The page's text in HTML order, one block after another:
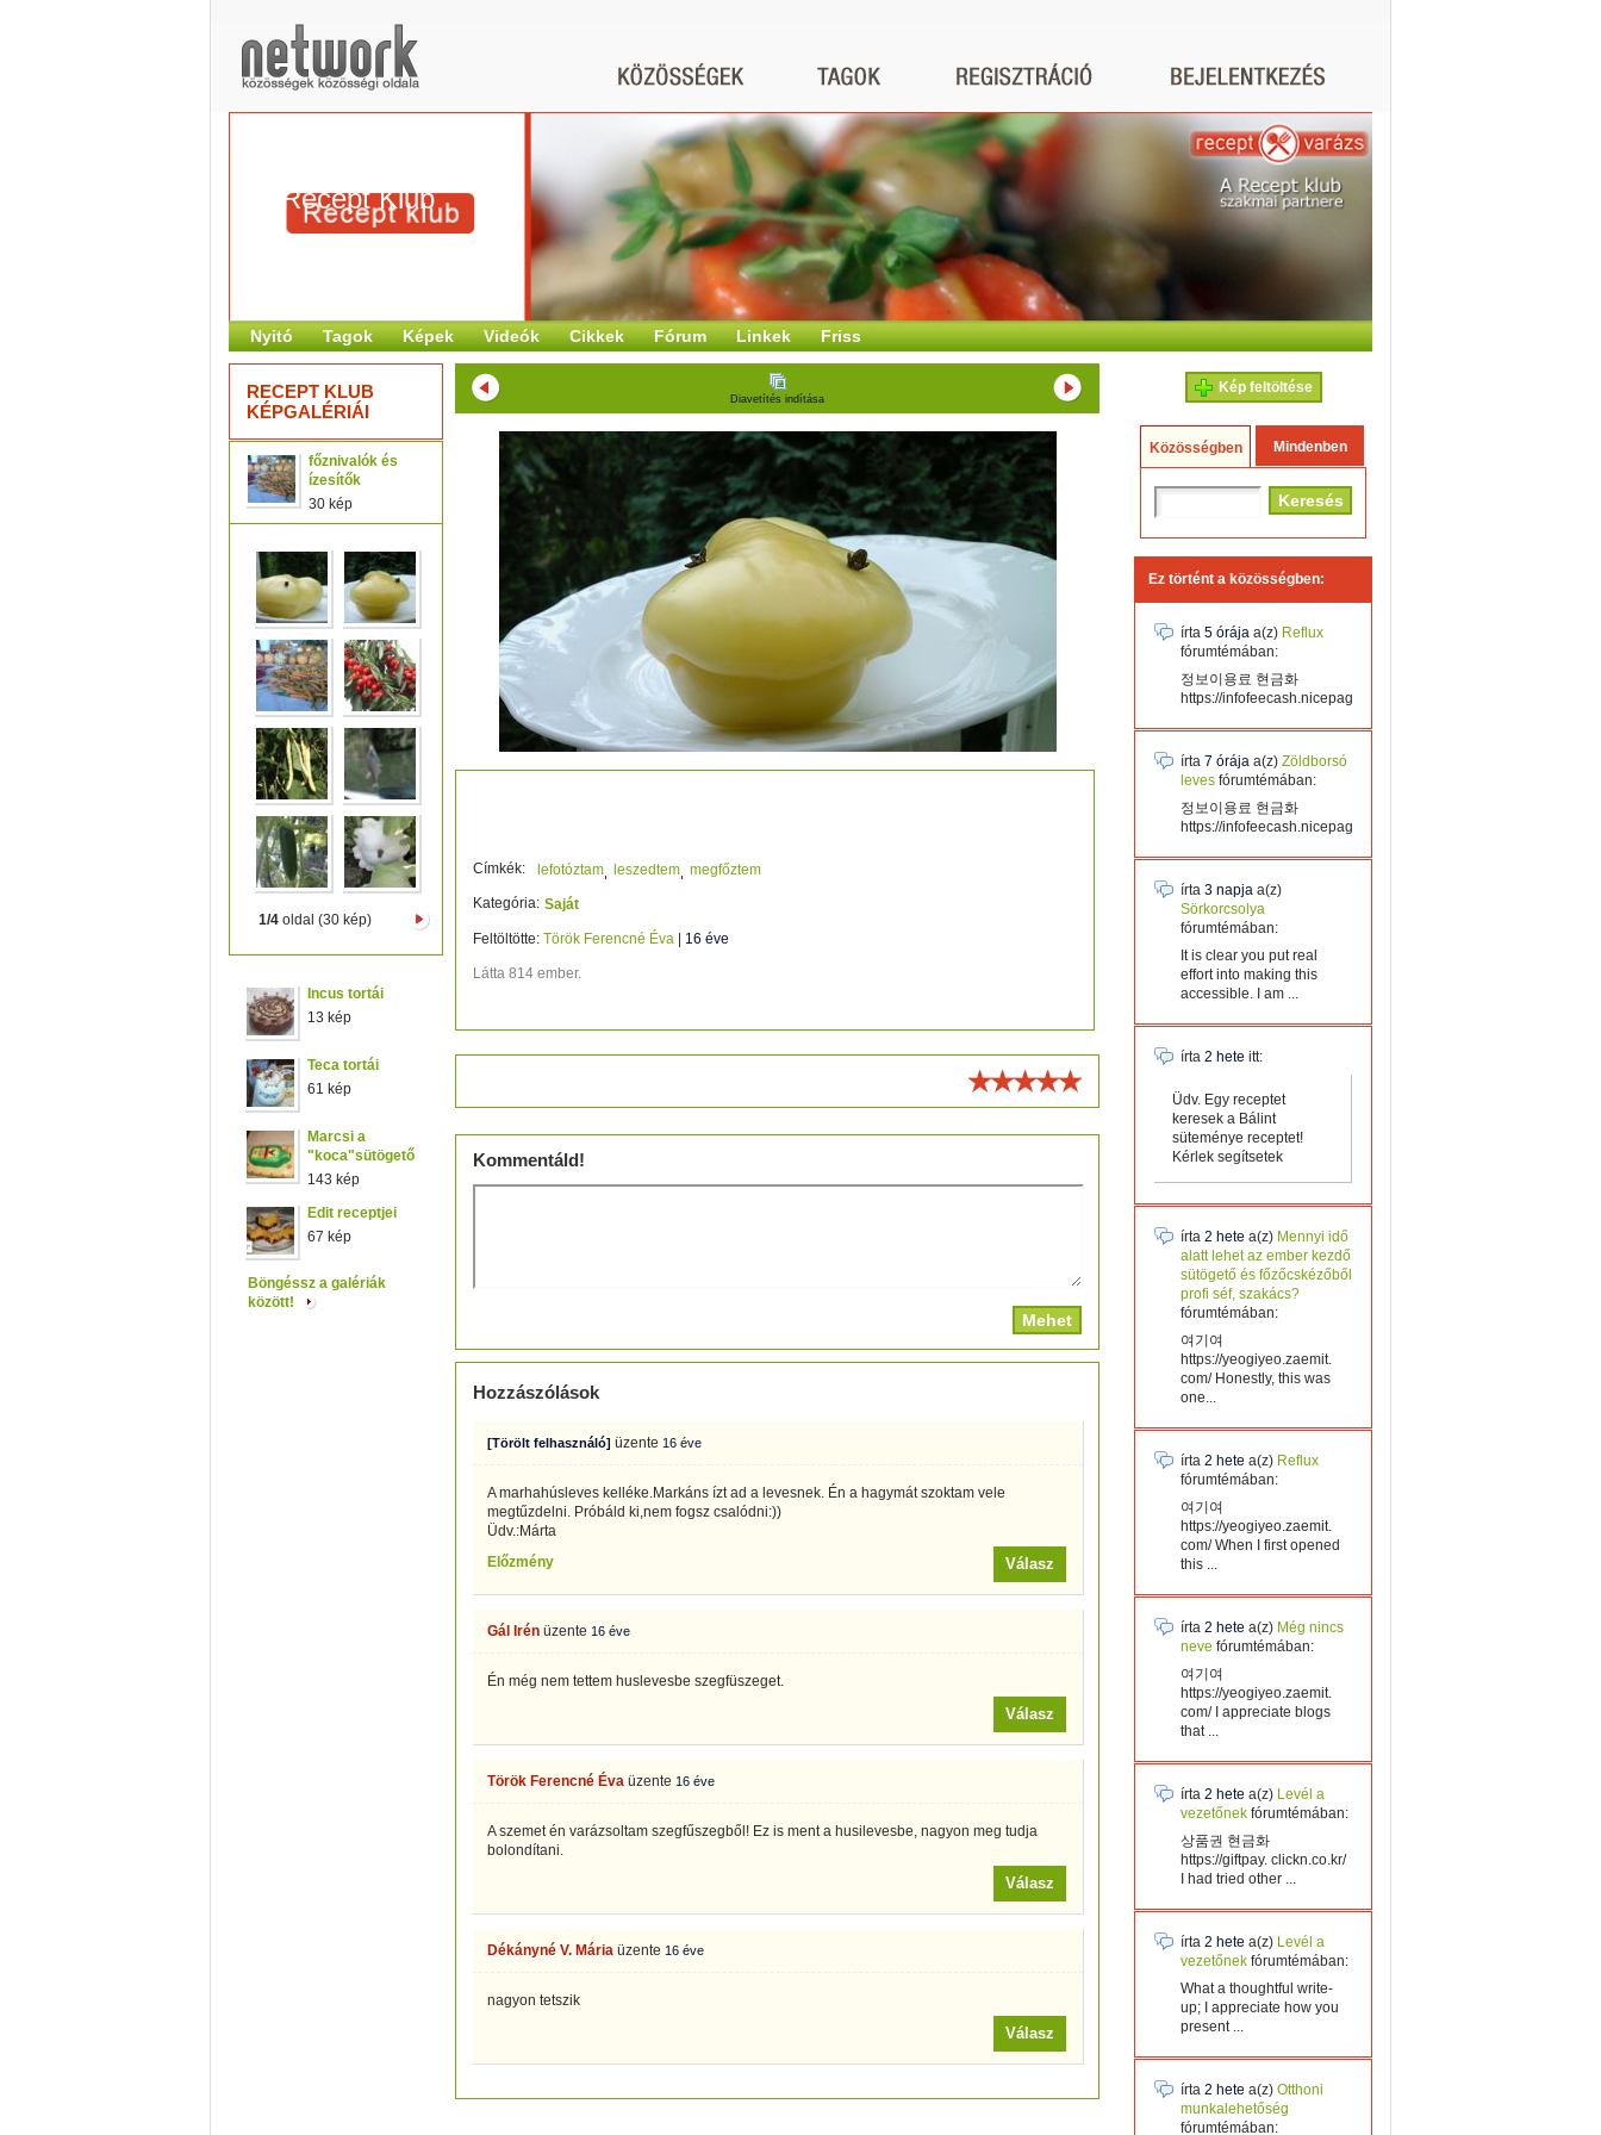
Recept Klub
Nyitó Tagok Képek Videók Cikkek Fórum Linkek Friss
RECEPT KLUB
KÉPGALÉRIÁI
főznivalók és
ízesítők
30 kép
1/4oldal (30 kép)
Incus tortái
13 kép
Teca tortái
61 kép
Marcsi a
"koca"sütögető
143 kép
Edit receptjei
67 kép
Böngéssz a galériák
között!
Diavetítés indítása
Címkék: lefotóztam leszedtem megfőztem
Kategória: Saját
Feltöltötte: Török Ferencné Éva 16 éve
Látta 814 ember.
Kommentáld!
Hozzászólások
[Törölt felhasználó] üzente 16 éve
A marhahúsleves kelléke.Markáns ízt ad a levesnek. Én a hagymát szoktam vele
megtűzdelni. Próbáld ki,nem fogsz csalódni:))
Üdv.:Márta
Előzmény
Válasz
Gál Irén üzente 16 éve
Én még nem tettem huslevesbe szegfüszeget.
Válasz
Török Ferencné Éva üzente 16 éve
A szemet én varázsoltam szegfűszegből! Ez is ment a husilevesbe, nagyon meg tudja
bolondítani.
Válasz
Dékányné V. Mária üzente 16 éve
nagyon tetszik
Válasz
Kép feltöltése
Közösségben Mindenben
Ez történt a közösségben:
írta 5 órája a(z) Reflux
fórumtémában:
정보이용료 현금화
https://infofeecash.nicepage...
írta 7 órája a(z) Zöldborsó
leves fórumtémában:
정보이용료 현금화
https://infofeecash.nicepage...
írta 3 napja a(z)
Sörkorcsolya
fórumtémában:
It is clear you put real
effort into making this
accessible. I am ...
írta 2 hete itt:
Üdv. Egy receptet
keresek a Bálint
süteménye receptet!
Kérlek segítsetek
írta 2 hete a(z) Mennyi idő
alatt lehet az ember kezdő
sütögető és főzőcskézőből
profi séf, szakács?
fórumtémában:
여기여
https://yeogiyeo.zaemit.
com/ Honestly, this was
one...
írta 2 hete a(z) Reflux
fórumtémában:
여기여
https://yeogiyeo.zaemit.
com/ When I first opened
this ...
írta 2 hete a(z) Még nincs
neve fórumtémában:
여기여
https://yeogiyeo.zaemit.
com/ I appreciate blogs
that ...
írta 2 hete a(z) Levél a
vezetőnek fórumtémában:
상품권 현금화
https://giftpay. clickn.co.kr/
I had tried other ...
írta 2 hete a(z) Levél a
vezetőnek fórumtémában:
What a thoughtful write-
up; I appreciate how you
present ...
írta 2 hete a(z) Otthoni
munkalehetőség
fórumtémában: